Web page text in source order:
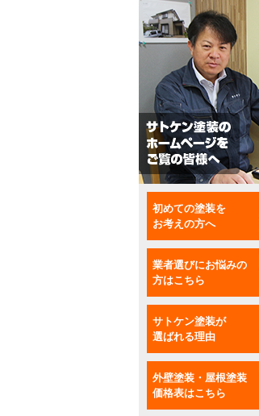
初めての塗装を
お考えの方へ
業者選びにお悩みの
方はこちら
サトケン塗装が
選ばれる理由
外壁塗装・屋根塗装
価格表はこちら